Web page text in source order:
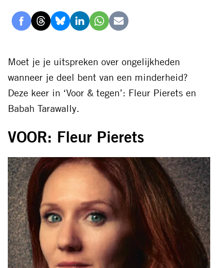
Delen
Facebook
Delen
Threads
Delen
Bluesky
Delen
LinkedIn
DelenDelen
mail
Moet je je uitspreken over ongelijkheden
wanneer je deel bent van een minderheid?
Deze keer in ‘Voor & tegen’: Fleur Pierets en
Babah Tarawally.
VOOR: Fleur Pierets